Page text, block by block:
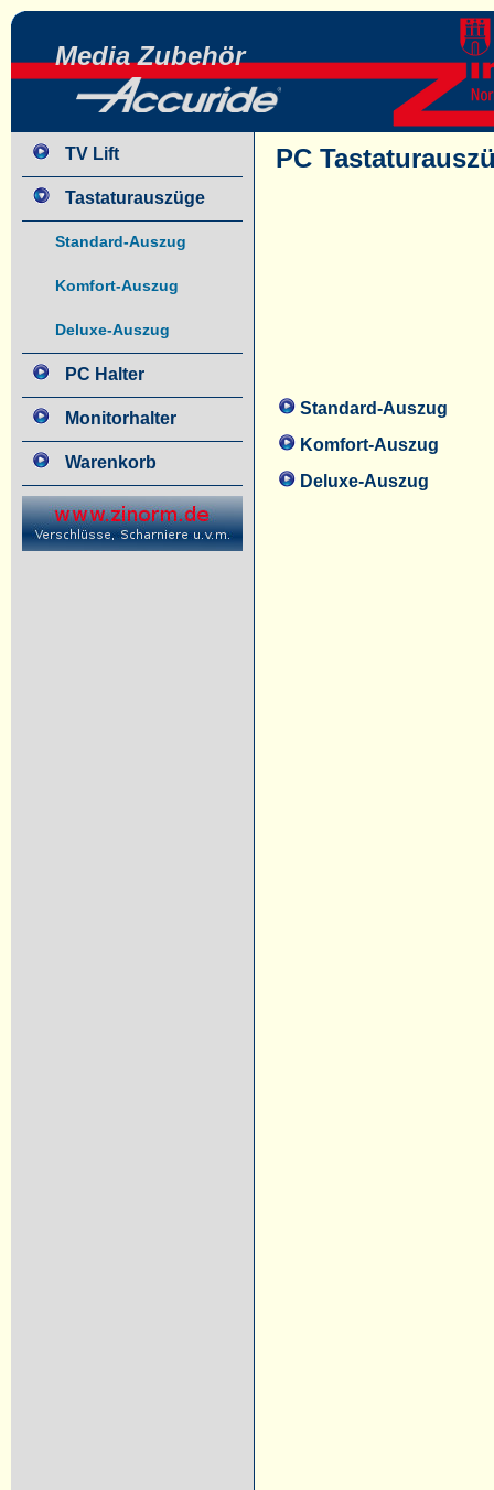
Media Zubehör
TV Lift
Tastaturauszüge
Standard-Auszug
Komfort-Auszug
Deluxe-Auszug
PC Halter
Monitorhalter
Warenkorb
PC
Standard-Auszug
Komfort-Auszug
Deluxe-Auszug